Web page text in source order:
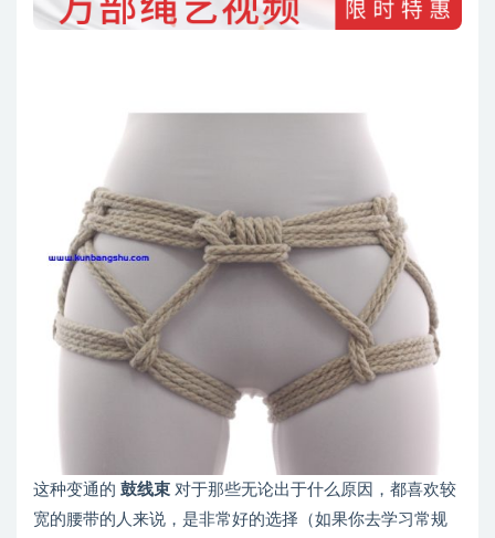
这种变通的 鼓线束 对于那些无论出于什么原因，都喜欢较
宽的腰带的人来说，是非常好的选择（如果你去学习常规